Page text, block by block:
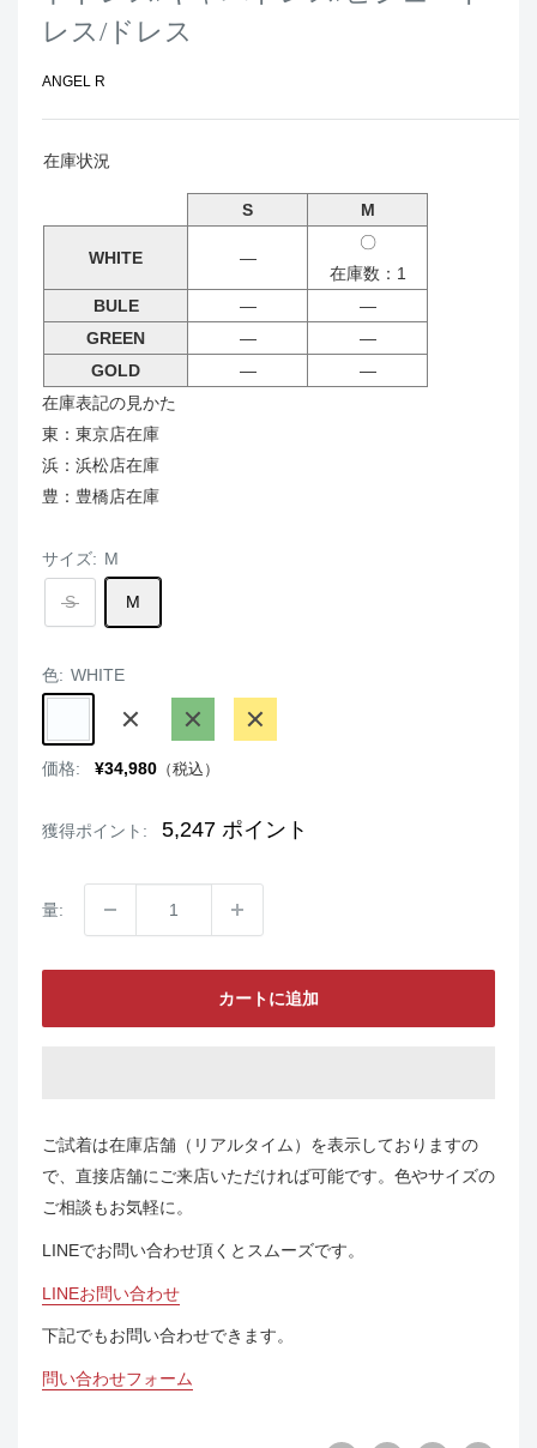
レス/ドレス
ANGEL R
在庫状況
S M
WHITE ―
〇
在庫数：1
BULE
―
―
GREEN
―
―
GOLD
―
―
在庫表記の見かた
東：東京店在庫
浜：浜松店在庫
豊：豊橋店在庫
サイズ: M
S M
色: WHITE
BULE GREEN GOLD
価格:
販
¥34,980 （税込）
獲得ポイント: 5,247 ポイント
量:
カートに追加
ご試着は在庫店舗（リアルタイム）を表示しておりますの
で、直接店舗にご来店いただければ可能です。色やサイズの
ご相談もお気軽に。
LINEでお問い合わせ頂くとスムーズです。
LINEお問い合わせ
下記でもお問い合わせできます。
問い合わせフォーム